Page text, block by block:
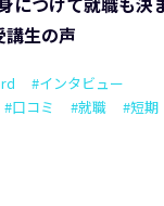
講生の声
#インタビュー
#口コミ #就職
#短期